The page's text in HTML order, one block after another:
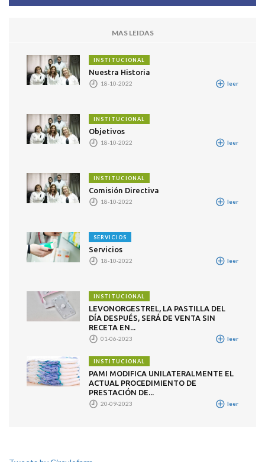
MAS LEIDAS
INSTITUCIONAL
Nuestra Historia
18-10-2022 leer
INSTITUCIONAL
Objetivos
18-10-2022 leer
INSTITUCIONAL
Comisión Directiva
18-10-2022 leer
SERVICIOS
Servicios
18-10-2022 leer
INSTITUCIONAL
LEVONORGESTREL, LA PASTILLA DEL
DÍA DESPUÉS, SERÁ DE VENTA SIN
RECETA EN...
01-06-2023 leer
INSTITUCIONAL
PAMI MODIFICA UNILATERALMENTE EL
ACTUAL PROCEDIMIENTO DE
PRESTACIÓN DE...
20-09-2023 leer